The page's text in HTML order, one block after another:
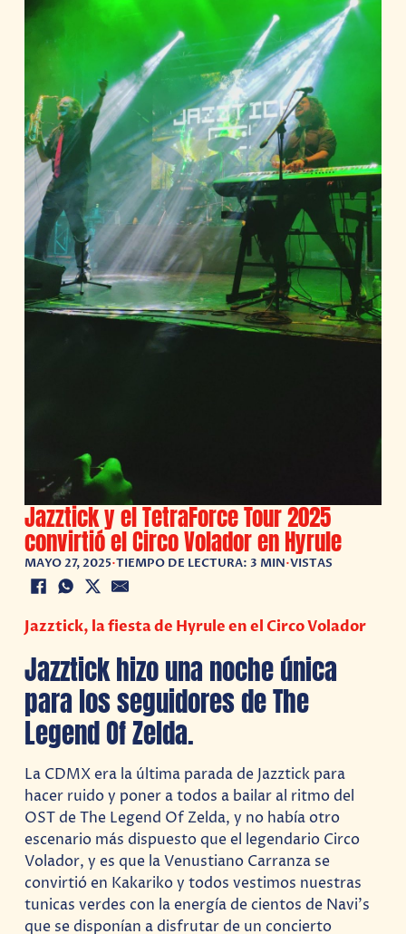
Jazztick y el TetraForce Tour 2025
convirtió el Circo Volador en Hyrule
MAYO 27, 2025•TIEMPO DE LECTURA: 3 MIN•VISTAS
Jazztick, la fiesta de Hyrule en el Circo Volador
Jazztick hizo una noche única
para los seguidores de The
Legend Of Zelda.
La CDMX era la última parada de Jazztick para
hacer ruido y poner a todos a bailar al ritmo del
OST de The Legend Of Zelda, y no había otro
escenario más dispuesto que el legendario Circo
Volador, y es que la Venustiano Carranza se
convirtió en Kakariko y todos vestimos nuestras
tunicas verdes con la energía de cientos de Navi’s
que se disponían a disfrutar de un concierto